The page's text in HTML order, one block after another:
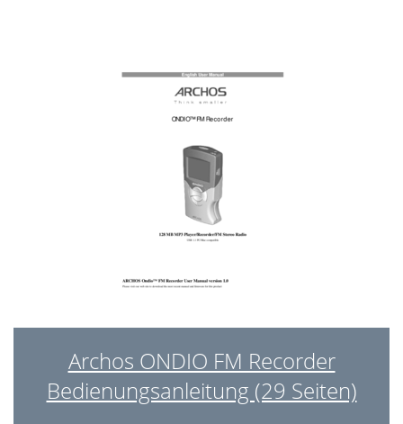
Archos ONDIO FM Recorder
Bedienungsanleitung (29 Seiten)